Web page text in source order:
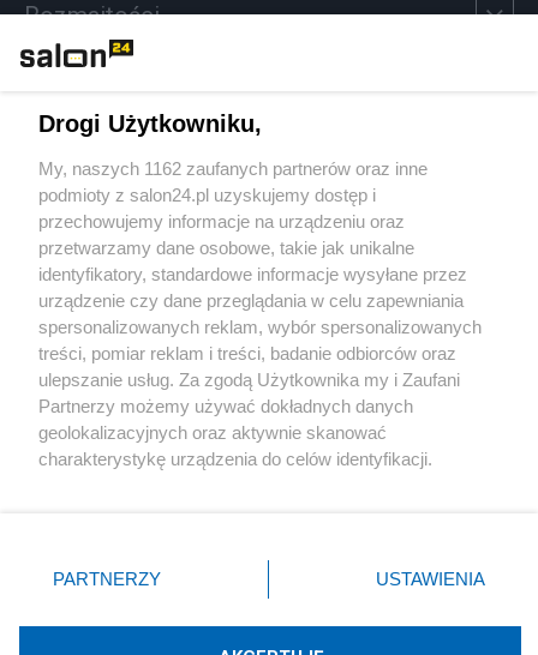
Rozmaitości
Sport
Społeczeństwo
Kultura
X Facebook Instagram Youtube
Drogi Użytkowniku,
My, naszych 1162 zaufanych partnerów oraz inne
podmioty z salon24.pl uzyskujemy dostęp i
przechowujemy informacje na urządzeniu oraz
przetwarzamy dane osobowe, takie jak unikalne
identyfikatory, standardowe informacje wysyłane przez
urządzenie czy dane przeglądania w celu zapewniania
spersonalizowanych reklam, wybór spersonalizowanych
treści, pomiar reklam i treści, badanie odbiorców oraz
ulepszanie usług. Za zgodą Użytkownika my i Zaufani
Partnerzy możemy używać dokładnych danych
geolokalizacyjnych oraz aktywnie skanować
charakterystykę urządzenia do celów identyfikacji.
zmienić/wycofać klikając przycisk ustawień prywatności
znajdujący się w lewym dolnym rogu strony
rodzaje przetwarzania danych nie wymagają zgody
użytkownika, ale masz prawo sprzeciwić się takiemu
PARTNERZY USTAWIENIA